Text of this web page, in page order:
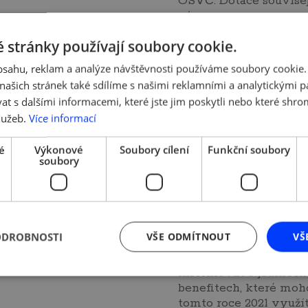
více »
| Tým AMSP ČR
v malých
včerejším
zasedání schválila
ve firmách s 10-49
12. 3. 2021 | Tým AMSP ČR
Podporujeme
rodinné firmy -
Nabídka benefitů
registrovaným
rodinným
pro rok 2021
Vážení podnikatelé,
informovat o
benefitech, které
tomto roce 2021
stránky používají soubory cookie.
reklam a analýze návštěvnosti používáme soubory
stránek také sdílíme s našimi reklamními a analytickými
s dalšími informacemi, které jste jim poskytli nebo které
Více informací
Výkonové
soubory
Soubory cílení Funkční soubory
VŠE ODMÍTNOUT